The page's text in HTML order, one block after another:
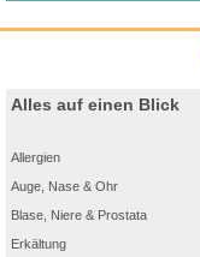
Alles auf einen Blick
Allergien
Auge, Nase & Ohr
Blase, Niere & Prostata
Erkältung